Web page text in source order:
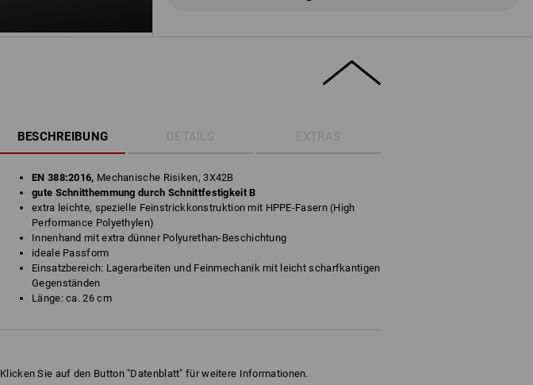
BESCHREIBUNG DETAILS EXTRAS
EN 388:2016, Mechanische Risiken, 3X42B
gute Schnitthemmung durch Schnittfestigkeit B
extra leichte, spezielle Feinstrickkonstruktion mit HPPE-Fasern (High
Performance Polyethylen)
Innenhand mit extra dünner Polyurethan-Beschichtung
ideale Passform
Einsatzbereich: Lagerarbeiten und Feinmechanik mit leicht scharfkantigen
Gegenständen
Länge: ca. 26 cm
Klicken Sie auf den Button "Datenblatt" für weitere Informationen.